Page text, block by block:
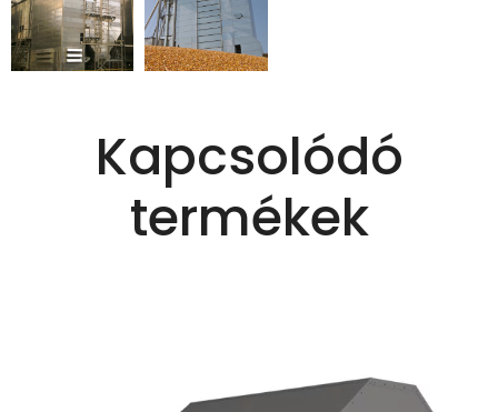
Kapcsolódó
termékek